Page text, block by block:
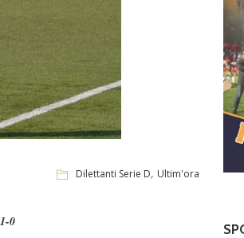
Dilettanti Serie D, Ultim'ora
0